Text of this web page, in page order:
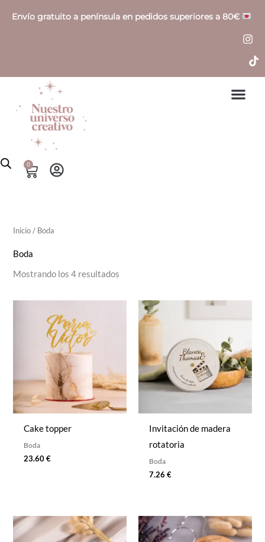
Envío gratuito a península en pedidos superiores a 80€
0
Cart
ii
Inicio/ Boda
Boda
Mostrando los 4 resultados
Cake topper
Boda
23.60€
Invitación de madera
rotatoria
Boda
7.26 €